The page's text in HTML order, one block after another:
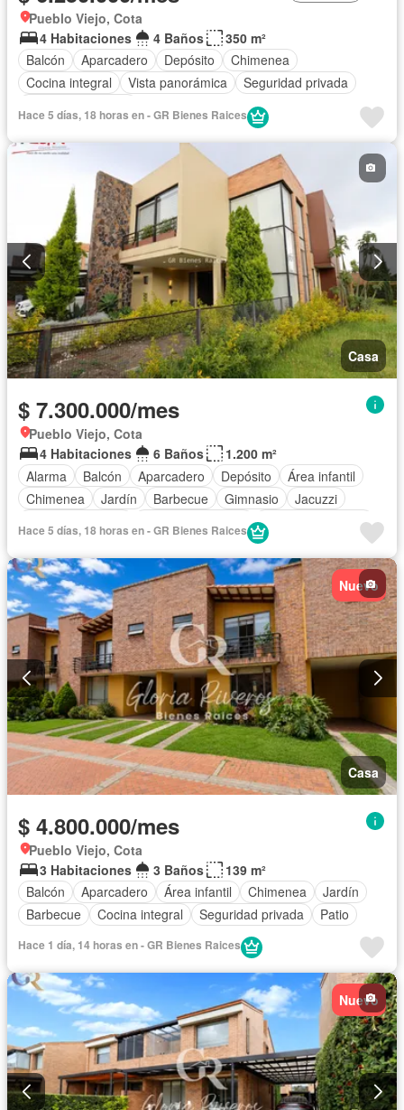
Pueblo Viejo, Cota
4 Habitaciones
4 Baños
350 m²
Balcón
Aparcadero Depósito
Chimenea
Cocina integral
Vista panorámica
Seguridad privada
Hace 5 días, 18 horas en - GR Bienes Raices
Casa
$ 7.300.000/mes
Pueblo Viejo, Cota
4 Habitaciones
6 Baños
1.200 m²
Alarma
Balcón Aparcadero Depósito
Área infantil
Chimenea
Jardín Barbecue Gimnasio
Jacuzzi
Cuarto de servicio
Hace 5 días, 18 horas en - GR Bienes Raices
Nuevo
Casa
$ 4.800.000/mes
Pueblo Viejo, Cota
3 Habitaciones
3 Baños
139 m²
Balcón
Aparcadero Área infantil Chimenea
Jardín
Barbecue
Cocina integral Seguridad privada Patio
Hace 1 día, 14 horas en - GR Bienes Raices
Nuevo